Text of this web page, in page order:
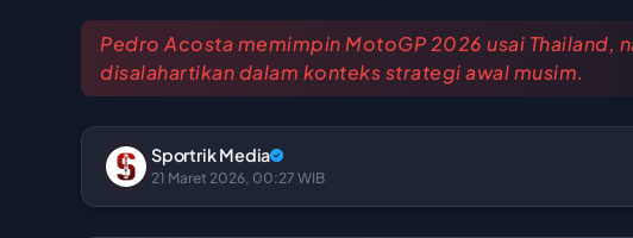
Pedro Acosta memimpin MotoGP 2026 usai Thailand,
disalahartikan dalam konteks strategi awal musim.
Sportrik Media
21 Maret 2026, 00:27 WIB